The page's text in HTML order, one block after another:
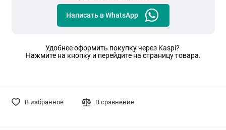
Написать в WhatsApp
Удобнее оформить покупку через Kaspi?
Нажмите на кнопку и перейдите на страницу товара.
В избранное В сравнение